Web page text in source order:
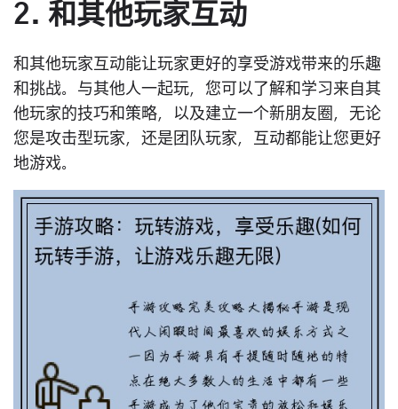
2. 和其他玩家互动
和其他玩家互动能让玩家更好的享受游戏带来的乐趣
和挑战。与其他人一起玩，您可以了解和学习来自其
他玩家的技巧和策略，以及建立一个新朋友圈，无论
您是攻击型玩家，还是团队玩家，互动都能让您更好
地游戏。